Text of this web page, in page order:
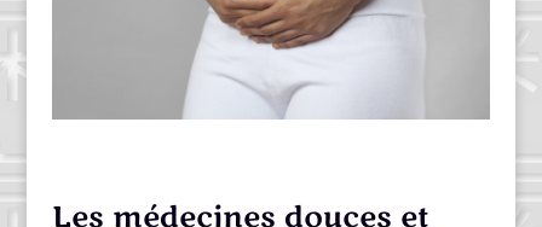
Les médecines douces et